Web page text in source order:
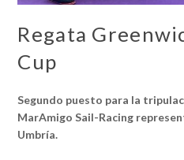
Regata
Cup
Segundo puesto para la
MarAmigo Sail-Racing
Umbría.